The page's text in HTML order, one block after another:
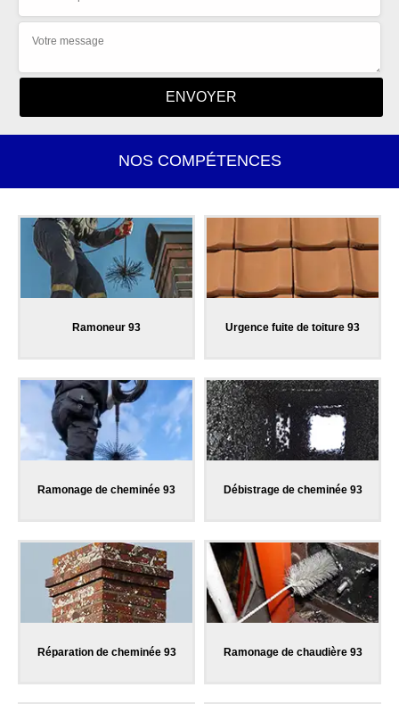
NOS COMPÉTENCES
Ramoneur 93 Urgence fuite de toiture 93
Ramonage de cheminée 93 Débistrage de cheminée 93
Réparation de cheminée 93 Ramonage de chaudière 93